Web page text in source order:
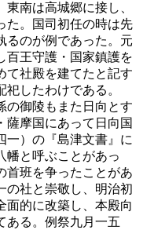
南は高城郷に接し、
た。国司初任の時は先
るのが例であった。元
百王守護・国家鎮護を
て社殿を建てたと記す
したわけである。
の御陵もまた日向とす
薩摩国にあって日向国
一）の『島津文書』に
幡と呼ぶことがあっ
首班を争ったことがあ
の社と崇敬し、明治初
面的に改築し、本殿向
ある。例祭九月一五